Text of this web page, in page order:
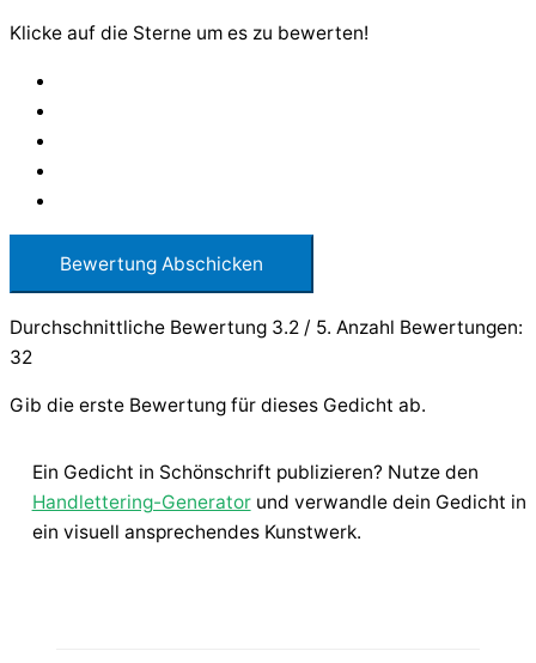
Klicke auf die Sterne um es zu bewerten!
Bewertung Abschicken
Durchschnittliche Bewertung 3.2 / 5. Anzahl Bewertungen:
32
Gib die erste Bewertung für dieses Gedicht ab.
Ein Gedicht in Schönschrift publizieren? Nutze den
Handlettering-Generatorund verwandle dein Gedicht in
ein visuell ansprechendes Kunstwerk.